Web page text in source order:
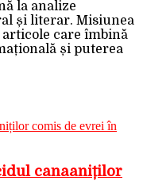
la analize
și literar. Misiunea
care îmbină
și puterea
canaaniților